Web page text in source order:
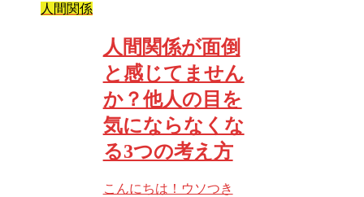
人間関係
人間関係が面倒
と感じてません
か？他人の目を
気にならなくな
る3つの考え方
こんにちは！ウソつき